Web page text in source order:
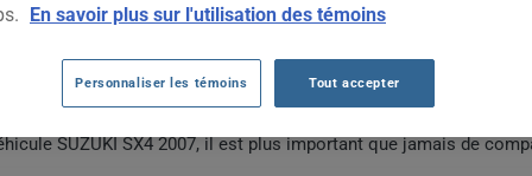
SX4 2007 AU FIL DES 5 DERNIÈRES
2007 fluctuent sans tendance claire, passant de 219 $ en 2021
l'âge avancé du véhicule et la volatilité propre aux modèles
SUZUKI SX4 2007, il est plus important que jamais de
En savoir plus sur l'utilisation des témoins
Personnaliser les témoins Tout accepter